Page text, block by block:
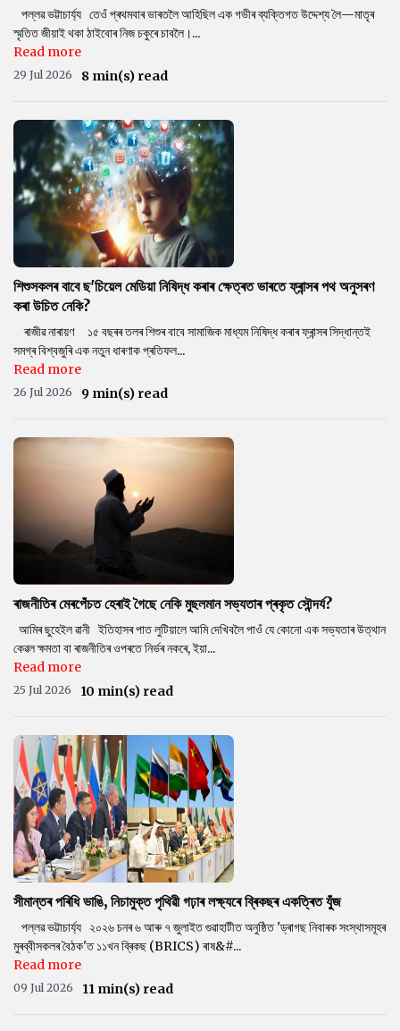
পল্লৱ ভট্টাচাৰ্য্য তেওঁ প্ৰথমবাৰ ভাৰতলৈ আহিছিল এক গভীৰ ব্যক্তিগত উদ্দেশ্য লৈ—মাতৃৰ
স্মৃতিত জীয়াই থকা ঠাইবোৰ নিজ চকুৰে চাবলৈ।...
Read more
29 Jul 2026 8 min(s) read
শিশুসকলৰ বাবে ছ'চিয়েল মেডিয়া নিষিদ্ধ কৰাৰ ক্ষেত্ৰত ভাৰতে ফ্ৰান্সৰ পথ অনুসৰণ
কৰা উচিত নেকি?
ৰাজীৱ নাৰায়ণ ১৫ বছৰৰ তলৰ শিশুৰ বাবে সামাজিক মাধ্যম নিষিদ্ধ কৰাৰ ফ্ৰান্সৰ সিদ্ধান্তই
সমগ্ৰ বিশ্বজুৰি এক নতুন ধাৰণাক প্ৰতিফল...
Read more
26 Jul 2026 9 min(s) read
ৰাজনীতিৰ মেৰপেঁচত হেৰাই গৈছে নেকি মুছলমান সভ্যতাৰ প্ৰকৃত সৌন্দৰ্য?
আমিৰ ছুহেইল ৱানী ইতিহাসৰ পাত লুটিয়ালে আমি দেখিবলৈ পাওঁ যে কোনো এক সভ্যতাৰ উত্থান
কেৱল ক্ষমতা বা ৰাজনীতিৰ ওপৰতে নিৰ্ভৰ নকৰে, ইয়া...
Read more
25 Jul 2026 10 min(s) read
সীমান্তৰ পৰিধি ভাঙি, নিচামুক্ত পৃথিৱী গঢ়াৰ লক্ষ্যৰে ব্ৰিকছৰ একত্ৰিত যুঁজ
পল্লৱ ভট্টাচাৰ্য্য ২০২৬ চনৰ ৬ আৰু ৭ জুলাইত গুৱাহাটীত অনুষ্ঠিত 'ড্ৰাগছ নিবাৰক সংস্থাসমূহৰ
মুৰব্বীসকলৰ বৈঠক'ত ১১খন ব্ৰিকছ (BRICS) ৰাষ&#...
Read more
09 Jul 2026 11 min(s) read